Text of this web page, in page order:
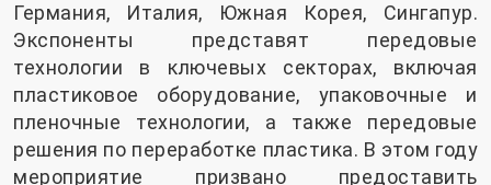
Германия, Италия, Южная Корея, Сингапур.
Экспоненты представят передовые
технологии в ключевых секторах, включая
пластиковое оборудование, упаковочные и
пленочные технологии, а также передовые
решения по переработке пластика. В этом году
мероприятие призвано предоставить